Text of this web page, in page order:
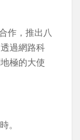
作，推出八
過網路科
極的大使
。